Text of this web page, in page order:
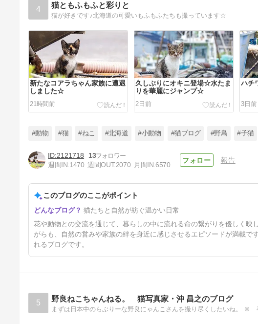
4 猫ともふもふと彩りと
猫が好きです♪北海道の可愛いもふもふたちも撮っています☆
新たなコアラちゃん家族に遭遇
しました☆
21時間前
久しぶりにオキニ登場☆水たま
りを華麗にジャンプ☆
2日前
ハチ
3日前
ハヤトは私の猫界の彼氏☆
5日前
#動物 #猫 #ねこ #北海道 #小動物 #猫ブログ #野鳥 #子猫
2121718
13
週間IN:1470 週間OUT:2070 月間IN:6570
報告
このブログのここがポイント
猫たちと自然が紡ぐ温かい日常
花や動物との交流を通じて、暮らしの中に流れる命の繋がりを優しく
がらも、自然の営みや家族の絆を身近に感じさせるエピソードが満載
れるブログです。
5 野良ねこちゃんねる。 猫写真家・沖 昌之のブログ
まずは日本中のらぶりーな野良にゃんこさんを撮り尽くしたいね。